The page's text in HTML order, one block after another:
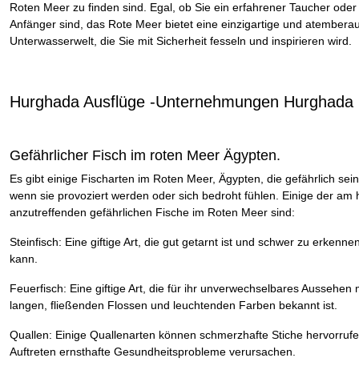
Roten Meer zu finden sind. Egal, ob Sie ein erfahrener Taucher oder
Anfänger sind, das Rote Meer bietet eine einzigartige und
Unterwasserwelt, die Sie mit Sicherheit fesseln und inspirieren wird.
Hurghada Ausflüge -Unternehmungen Hurghada
Gefährlicher Fisch im roten Meer Ägypten.
Es gibt einige Fischarten im Roten Meer, Ägypten, die gefährlich
wenn sie provoziert werden oder sich bedroht fühlen. Einige der am
anzutreffenden gefährlichen Fische im Roten Meer sind:
Steinfisch: Eine giftige Art, die gut getarnt ist und schwer zu
kann.
Feuerfisch: Eine giftige Art, die für ihr unverwechselbares Aussehen
langen, fließenden Flossen und leuchtenden Farben bekannt ist.
Quallen: Einige Quallenarten können schmerzhafte Stiche
Auftreten ernsthafte Gesundheitsprobleme verursachen.